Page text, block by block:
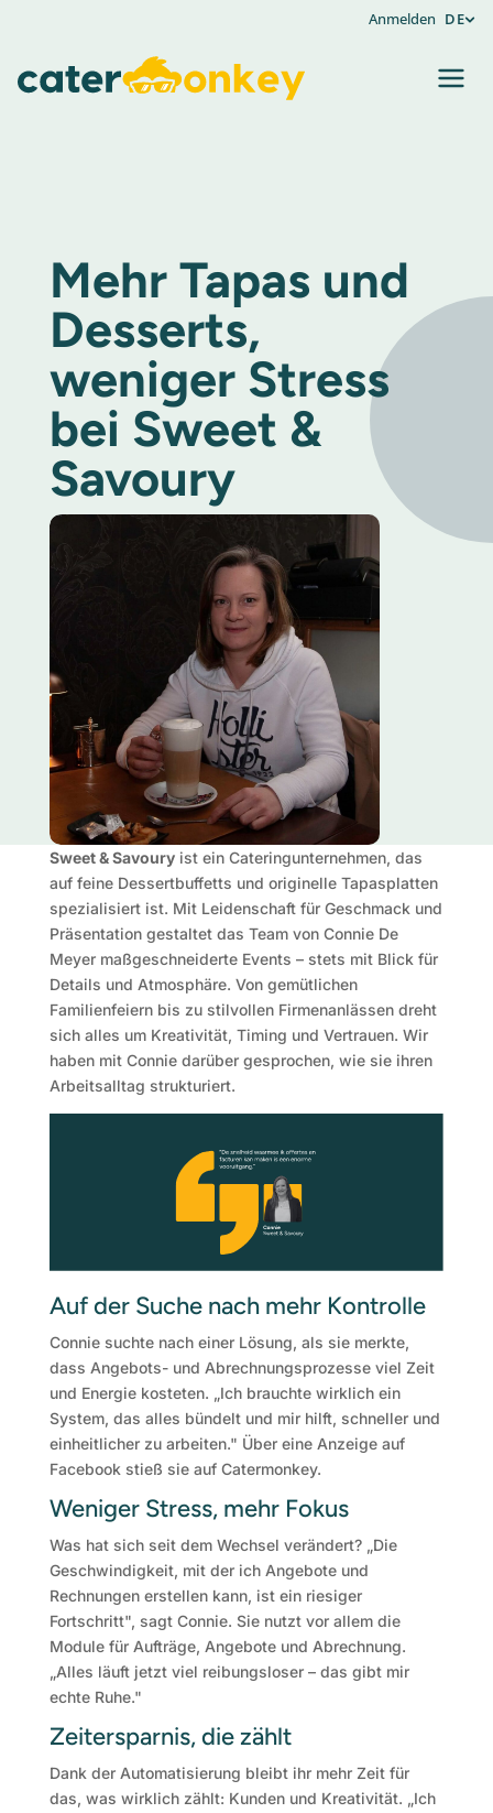
Anmelden DE
Mehr Tapas und
Desserts,
weniger Stress
bei Sweet &
Savoury
Sweet & Savouryist ein Cateringunternehmen, das
auf feine Dessertbuffetts und originelle Tapasplatten
spezialisiert ist. Mit Leidenschaft für Geschmack und
Präsentation gestaltet das Team von Connie De
Meyer maßgeschneiderte Events – stets mit Blick für
Details und Atmosphäre. Von gemütlichen
Familienfeiern bis zu stilvollen Firmenanlässen dreht
sich alles um Kreativität, Timing und Vertrauen. Wir
haben mit Connie darüber gesprochen, wie sie ihren
Arbeitsalltag strukturiert.
Auf der Suche nach mehr Kontrolle
Connie suchte nach einer Lösung, als sie merkte,
dass Angebots- und Abrechnungsprozesse viel Zeit
und Energie kosteten. „Ich brauchte wirklich ein
System, das alles bündelt und mir hilft, schneller und
einheitlicher zu arbeiten." Über eine Anzeige auf
Facebook stieß sie auf Catermonkey.
Weniger Stress, mehr Fokus
Was hat sich seit dem Wechsel verändert? „Die
Geschwindigkeit, mit der ich Angebote und
Rechnungen erstellen kann, ist ein riesiger
Fortschritt", sagt Connie. Sie nutzt vor allem die
Module für Aufträge, Angebote und Abrechnung.
„Alles läuft jetzt viel reibungsloser – das gibt mir
echte Ruhe."
Zeitersparnis, die zählt
Dank der Automatisierung bleibt ihr mehr Zeit für
das, was wirklich zählt: Kunden und Kreativität. „Ich